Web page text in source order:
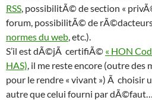
RSS, possibilitÃ© de section «
forum, possibilitÃ© de
normes du web, etc.).
S’il est dÃ©jÃ certifiÃ© « HON
HAS), il me reste encore (outre
pour le rendre « vivant ») Ã choisir
autre que celui fourni par